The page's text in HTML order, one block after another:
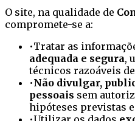
O site, na qualidade de
compromete-se a:
•Tratar as
adequada e segura,
técnicos razoáveis
•Não divulgar,
pessoais sem
hipóteses previstas